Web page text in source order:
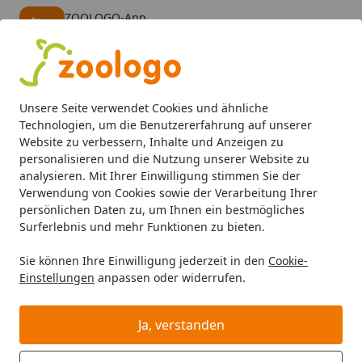
Unsere Seite verwendet Cookies und ähnliche
Technologien, um die Benutzererfahrung auf unserer
Website zu verbessern, Inhalte und Anzeigen zu
personalisieren und die Nutzung unserer Website zu
analysieren. Mit Ihrer Einwilligung stimmen Sie der
Verwendung von Cookies sowie der Verarbeitung Ihrer
persönlichen Daten zu, um Ihnen ein bestmögliches
Surferlebnis und mehr Funktionen zu bieten.
Sie können Ihre Einwilligung jederzeit in den Cookie-
Einstellungen anpassen oder widerrufen.
Ja, verstanden
ZOOLOGO-App
Alle Produkte
Mein Konto
Suchen
Startseite
Katze Katzenfutter Trockenfutter animonda Carny
animonda Carny Adult Huhn &
Lachs Katzentrockenfutter